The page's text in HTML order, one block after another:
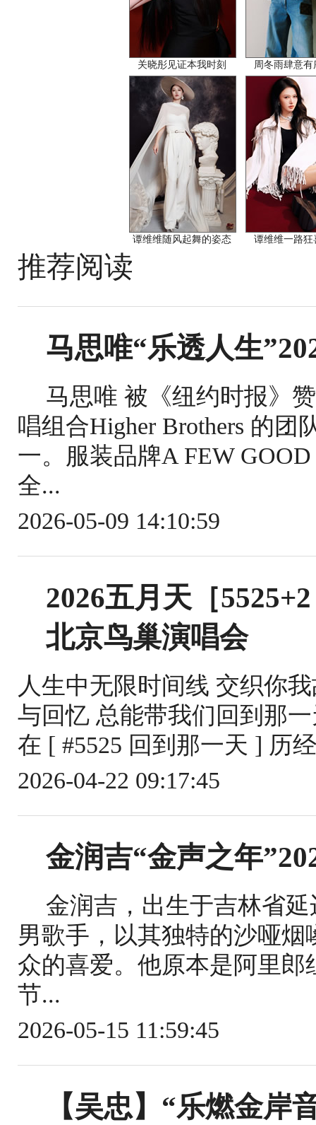
关晓彤见证本我时刻 周冬雨肆意
谭维维随风起舞的姿态 谭维维一路狂
推荐阅读
马思唯“乐透人生
马思唯 被《纽约时报》
唱组合Higher Brothers 的
一。服装品牌A FEW
全...
2026-05-09 14:10:59
2026五月天［
北京鸟巢演唱会
人生中无限时间线 交织你
与回忆 总能带我们回到那
在 [ #5525 回到那一天 ] 历
2026-04-22 09:17:45
金润吉“金声之年
金润吉，出生于吉林省
男歌手，以其独特的沙哑
众的喜爱。他原本是阿里
节...
2026-05-15 11:59:45
【吴忠】“乐燃金岸